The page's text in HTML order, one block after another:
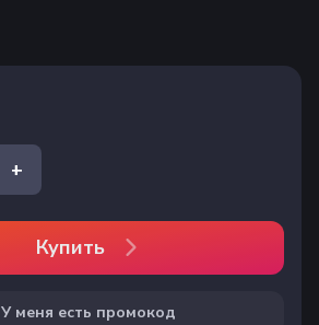
+
Купить
У меня есть промокод